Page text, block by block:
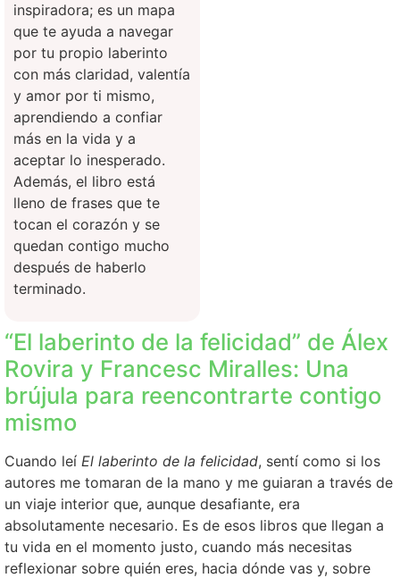
inspiradora; es un mapa
que te ayuda a navegar
por tu propio laberinto
con más claridad, valentía
y amor por ti mismo,
aprendiendo a confiar
más en la vida y a
aceptar lo inesperado.
Además, el libro está
lleno de frases que te
tocan el corazón y se
quedan contigo mucho
después de haberlo
terminado.
“El laberinto de la felicidad” de Álex
Rovira y Francesc Miralles: Una
brújula para reencontrarte contigo
mismo
Cuando leí El laberinto de la felicidad, sentí como si los
autores me tomaran de la mano y me guiaran a través de
un viaje interior que, aunque desafiante, era
absolutamente necesario. Es de esos libros que llegan a
tu vida en el momento justo, cuando más necesitas
reflexionar sobre quién eres, hacia dónde vas y, sobre